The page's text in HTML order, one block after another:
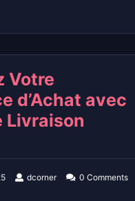
Votre
d’Achat avec
Livraison
dcorner
0 Comments